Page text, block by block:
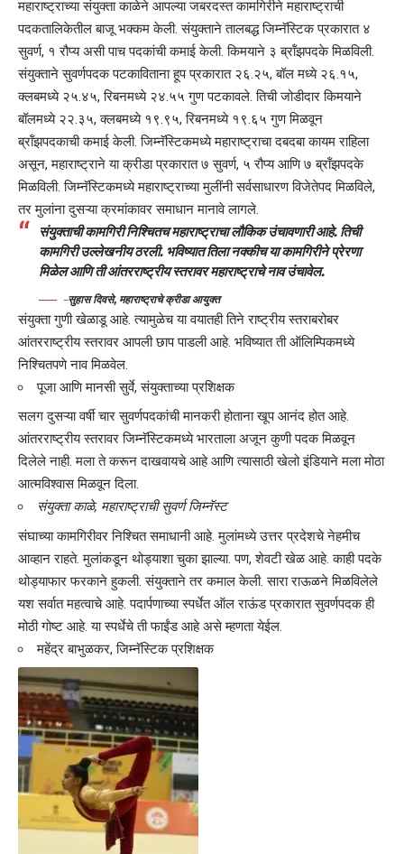
महाराष्ट्राच्या संयुक्ता काळेने आपल्या जबरदस्त कामगिरीने महाराष्ट्राची
पदकतालिकेतील बाजू भक्कम केली. संयुक्ताने तालबद्ध जिम्नॅस्टिक प्रकारात ४
सुवर्ण, १ रौप्य असी पाच पदकांची कमाई केली. किमयाने ३ ब्रॉंझपदके मिळविली.
संयुक्ताने सुवर्णपदक पटकाविताना हूप प्रकारात २६.२५, बॉल मध्ये २६.१५,
क्लबमध्ये २५.४५, रिबनमध्ये २४.५५ गुण पटकावले. तिची जोडीदार किमयाने
बॉलमध्ये २२.३५, क्लबमध्ये १९.९५, रिबनमध्ये १९.६५ गुण मिळवून
ब्रॉंझपदकाची कमाई केली. जिम्नॅस्टिकमध्ये महाराष्ट्राचा दबदबा कायम राहिला
असून, महाराष्ट्राने या क्रीडा प्रकारात ७ सुवर्ण, ५ रौप्य आणि ७ ब्रॉंझपदके
मिळविली. जिम्नॅस्टिकमध्ये महाराष्ट्राच्या मुलींनी सर्वसाधारण विजेतेपद मिळविले,
तर मुलांना दुसऱ्या क्रमांकावर समाधान मानावे लागले.
संयुक्ताची कामगिरी निश्चितच महाराष्ट्राचा लौकिक उंचावणारी आहे. तिची
कामगिरी उल्लेखनीय ठरली. भविष्यात तिला नक्कीच या कामगिरीने प्रेरणा
मिळेल आणि ती आंतरराष्ट्रीय स्तरावर महाराष्ट्राचे नाव उंचावेल.
–सुहास दिवसे, महाराष्ट्राचे क्रीडा आयुक्त
संयुक्ता गुणी खेळाडू आहे. त्यामुळेच या वयातही तिने राष्ट्रीय स्तराबरोबर
आंतरराष्ट्रीय स्तरावर आपली छाप पाडली आहे. भविष्यात ती ऑलिम्पिकमध्ये
निश्चितपणे नाव मिळवेल.
पूजा आणि मानसी सुर्वे, संयुक्ताच्या प्रशिक्षक
सलग दुसऱ्या वर्षी चार सुवर्णपदकांची मानकरी होताना खूप आनंद होत आहे.
आंतरराष्ट्रीय स्तरावर जिम्नॅस्टिकमध्ये भारताला अजून कुणी पदक मिळवून
दिलेले नाही. मला ते करून दाखवायचे आहे आणि त्यासाठी खेलो इंडियाने मला मोठा
आत्मविश्वास मिळवून दिला.
संयुक्ता काळे, महाराष्ट्राची सुवर्ण जिम्नॅस्ट
संघाच्या कामगिरीवर निश्चित समाधानी आहे. मुलांमध्ये उत्तर प्रदेशचे नेहमीच
आव्हान राहते. मुलांकडून थोड्याशा चुका झाल्या. पण, शेवटी खेळ आहे. काही पदके
थोड्याफार फरकाने हुकली. संयुक्ताने तर कमाल केली. सारा राऊळने मिळविलेले
यश सर्वात महत्वाचे आहे. पदार्पणाच्या स्पर्धेत ऑल राऊंड प्रकारात सुवर्णपदक ही
मोठी गोष्ट आहे. या स्पर्धेचे ती फाईंड आहे असे म्हणता येईल.
महेंद्र बाभुळकर, जिम्नॅस्टिक प्रशिक्षक